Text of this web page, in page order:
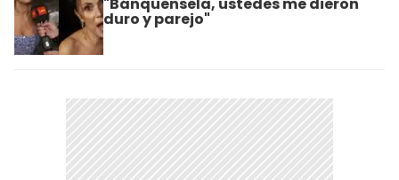
duro y parejo"